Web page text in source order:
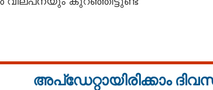
അപ്ഡേറ്റായിരിക്കാം